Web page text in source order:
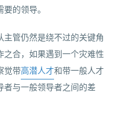
的领导。
主管仍然是绕不过的关键角
之合，如果遇到一个灾难性
觉带高潜人才和带一般人才
者与一般领导者之间的差